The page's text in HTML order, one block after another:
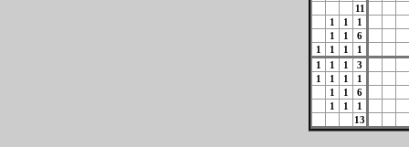
11
1
1
1
1
1
6
1
1 1
1
1
1 1
3
1
1 1
1
1
1
6
1
1
1
13